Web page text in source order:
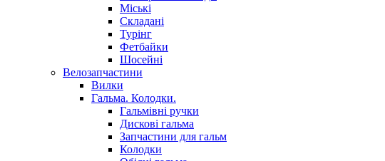
Міські
Складані
Турінг
Фетбайки
Шосейні
Велозапчастини
Вилки
Гальма. Колодки.
Гальмівні ручки
Дискові гальма
Запчастини для гальм
Колодки